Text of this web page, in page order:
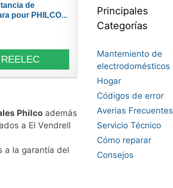
de
pour PHILCO...
Philcoademás
a El Vendrell
a la garantía del
Principales
Categorías
Mantemiento de
electrodomésticos
Hogar
Códigos de error
Averias Frecuentes
Servicio Técnico
Cómo reparar
Consejos